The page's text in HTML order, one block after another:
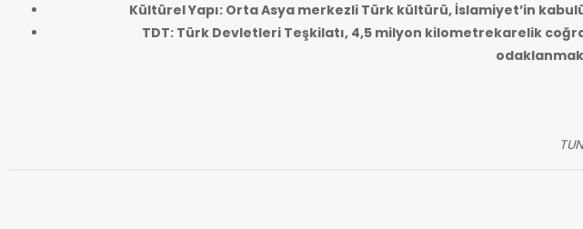
Kültürel Yapı: Orta Asya merkezli Türk kültürü, İslamiyet’in
TDT: Türk Devletleri Teşkilatı, 4,5 milyon kilometrekarelik